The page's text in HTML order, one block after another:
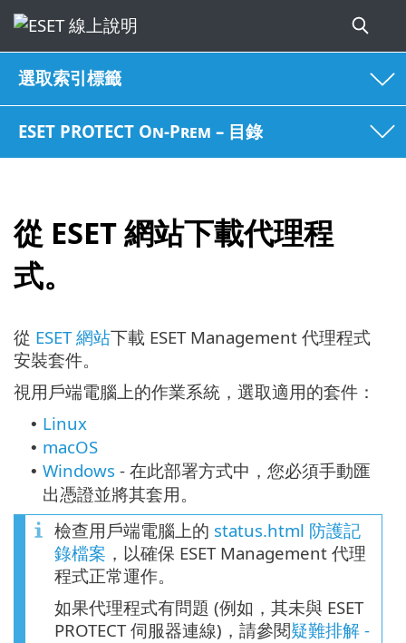
選取索引標籤
ESET PROTECT On-Prem – 目錄
從 ESET 網站下載代理程
式。
從 ESET 網站下載 ESET Management 代理程式
安裝套件。
視用戶端電腦上的作業系統，選取適用的套件：
• Linux
• macOS
• Windows - 在此部署方式中，您必須手動匯
出憑證並將其套用。
檢查用戶端電腦上的 status.html 防護記
錄檔案 ，以確保 ESET Management 代理
程式正常運作。
如果代理程式有問題 (例如，其未與 ESET
PROTECT 伺服器連線)，請參閱疑難排解 -